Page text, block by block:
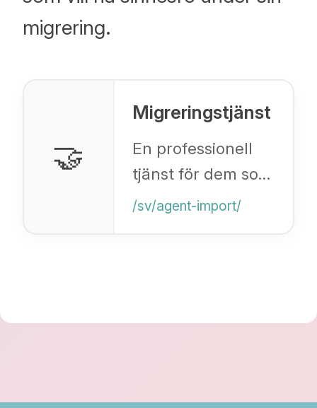
migrering.
🤝
Migreringstjänst
En professionell
tjänst för dem som
vill överlåta sin
/sv/agent-import/